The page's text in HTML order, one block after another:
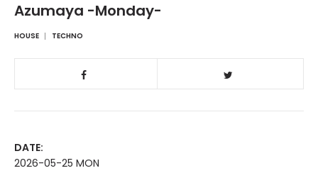
Azumaya -Monday-
HOUSE TECHNO
DATE:
2026-05-25 MON